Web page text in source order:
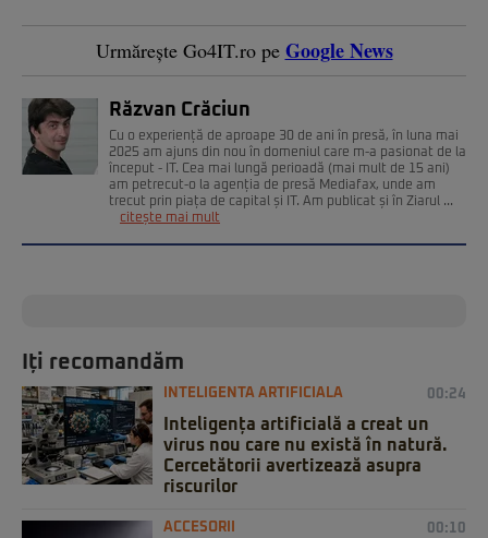
Urmărește Go4IT.ro pe Google News
Răzvan Crăciun
Cu o experiență de aproape 30 de ani în presă, în luna mai
2025 am ajuns din nou în domeniul care m-a pasionat de la
început - IT. Cea mai lungă perioadă (mai mult de 15 ani)
am petrecut-o la agenția de presă Mediafax, unde am
trecut prin piața de capital și IT. Am publicat și în Ziarul ...
citește mai mult
Iți recomandăm
INTELIGENTA ARTIFICIALA 00:24
Inteligența artificială a creat un
virus nou care nu există în natură.
Cercetătorii avertizează asupra
riscurilor
ACCESORII 00:10